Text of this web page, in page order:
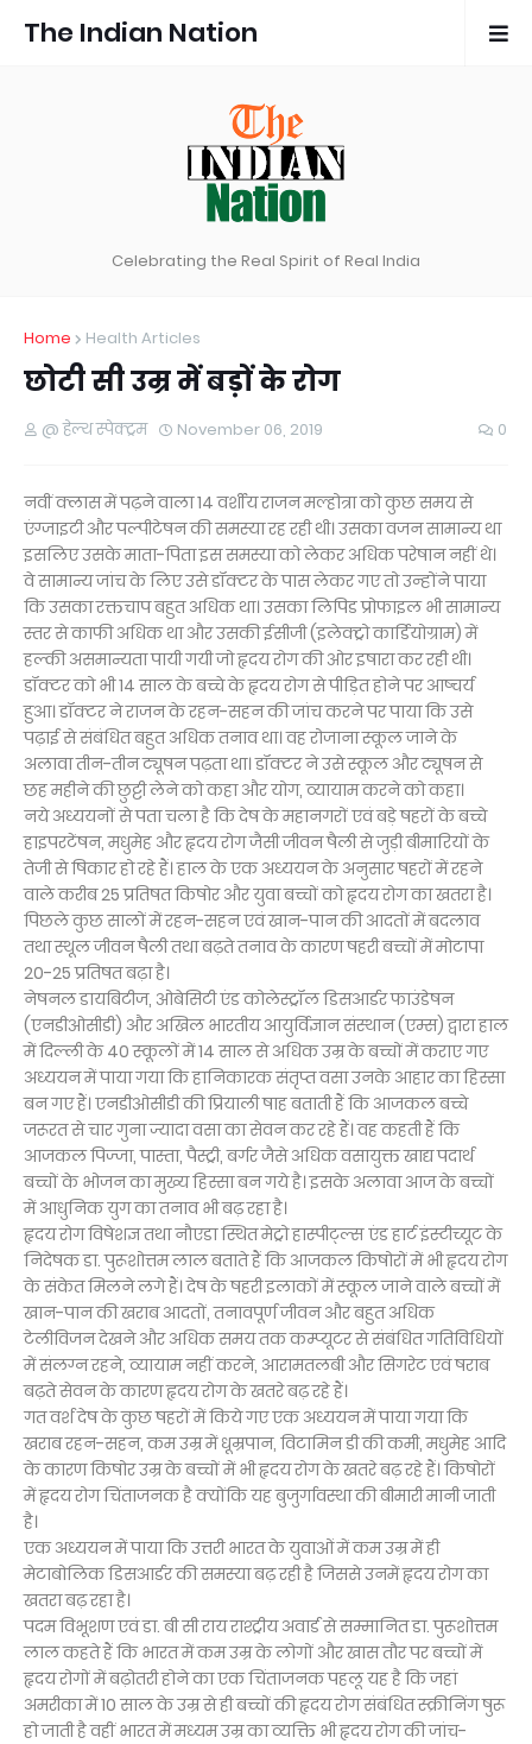
The Indian Nation
Celebrating the Real Spirit of Real India
Home Health Articles
छोटी सी उम्र में बड़ों के रोग
@ हेल्थ स्पेक्ट्रम November 06, 2019 0
नवीं क्लास में पढ़ने वाला 14 वर्शीय राजन मल्होत्रा को कुछ समय से
एंग्जाइटी और पल्पीटेषन की समस्या रह रही थी। उसका वजन सामान्य था
इसलिए उसके माता-पिता इस समस्या को लेकर अधिक परेषान नहीं थे।
वे सामान्य जांच के लिए उसे डॉक्टर के पास लेकर गए तो उन्होंने पाया
कि उसका रक्तचाप बहुत अधिक था। उसका लिपिड प्रोफाइल भी सामान्य
स्तर से काफी अधिक था और उसकी ईसीजी (इलेक्ट्रो कार्डियोग्राम) में
हल्की असमान्यता पायी गयी जो हृदय रोग की ओर इषारा कर रही थी।
डॉक्टर को भी 14 साल के बच्चे के हृदय रोग से पीड़ित होने पर आष्चर्य
हुआ। डॉक्टर ने राजन के रहन-सहन की जांच करने पर पाया कि उसे
पढ़ाई से संबंधित बहुत अधिक तनाव था। वह रोजाना स्कूल जाने के
अलावा तीन-तीन ट्यूषन पढ़ता था। डॉक्टर ने उसे स्कूल और ट्यूषन से
छह महीने की छुट्टी लेने को कहा और योग, व्यायाम करने को कहा।
नये अध्ययनों से पता चला है कि देष के महानगरों एवं बड़े षहरों के बच्चे
हाइपरटेंषन, मधुमेह और हृदय रोग जैसी जीवन षैली से जुड़ी बीमारियों के
तेजी से षिकार हो रहे हैं। हाल के एक अध्ययन के अनुसार षहरों में रहने
वाले करीब 25 प्रतिषत किषोर और युवा बच्चों को हृदय रोग का खतरा है।
पिछले कुछ सालों में रहन-सहन एवं खान-पान की आदतों में बदलाव
तथा स्थूल जीवन षैली तथा बढ़ते तनाव के कारण षहरी बच्चों में मोटापा
20-25 प्रतिषत बढ़ा है।
नेषनल डायबिटीज, ओबेसिटी एंड कोलेस्ट्रॉल डिसआर्डर फाउंडेषन
(एनडीओसीडी) और अखिल भारतीय आयुर्विज्ञान संस्थान (एम्स) द्वारा हाल
में दिल्ली के 40 स्कूलों में 14 साल से अधिक उम्र के बच्चों में कराए गए
अध्ययन में पाया गया कि हानिकारक संतृप्त वसा उनके आहार का हिस्सा
बन गए हैं। एनडीओसीडी की प्रियाली षाह बताती हैं कि आजकल बच्चे
जरूरत से चार गुना ज्यादा वसा का सेवन कर रहे हैं। वह कहती हैं कि
आजकल पिज्जा, पास्ता, पैस्ट्री, बर्गर जैसे अधिक वसायुक्त खाद्य पदार्थ
बच्चों के भोजन का मुख्य हिस्सा बन गये है। इसके अलावा आज के बच्चों
में आधुनिक युग का तनाव भी बढ़ रहा है।
हृदय रोग विषेशज्ञ तथा नौएडा स्थित मेट्रो हास्पीट्ल्स एंड हार्ट इंस्टीच्यूट के
निदेषक डा. पुरूशोत्तम लाल बताते हैं कि आजकल किषोरों में भी हृदय रोग
के संकेत मिलने लगे हैं। देष के षहरी इलाकों में स्कूल जाने वाले बच्चों में
खान-पान की खराब आदतों, तनावपूर्ण जीवन और बहुत अधिक
टेलीविजन देखने और अधिक समय तक कम्प्यूटर से संबंधित गतिविधियों
में संलग्न रहने, व्यायाम नहीं करने, आरामतलबी और सिगरेट एवं षराब
बढ़ते सेवन के कारण हृदय रोग के खतरे बढ़ रहे हैं।
गत वर्श देष के कुछ षहरों में किये गए एक अध्ययन में पाया गया कि
खराब रहन-सहन, कम उम्र में धूम्रपान, विटामिन डी की कमी, मधुमेह आदि
के कारण किषोर उम्र के बच्चों में भी हृदय रोग के खतरे बढ़ रहे हैं। किषोरों
में हृदय रोग चिंताजनक है क्योंकि यह बुजुर्गावस्था की बीमारी मानी जाती
है।
एक अध्ययन में पाया कि उत्तरी भारत के युवाओं में कम उम्र में ही
मेटाबोलिक डिसआर्डर की समस्या बढ़ रही है जिससे उनमें हृदय रोग का
खतरा बढ़ रहा है।
पदम विभूशण एवं डा. बी सी राय राश्ट्रीय अवार्ड से सम्मानित डा. पुरूशोत्तम
लाल कहते हैं कि भारत में कम उम्र के लोगों और खास तौर पर बच्चों में
हृदय रोगों में बढ़ोतरी होने का एक चिंताजनक पहलू यह है कि जहां
अमरीका में 10 साल के उम्र से ही बच्चों की हृदय रोग संबंधित स्क्रीनिंग षुरू
हो जाती है वहीं भारत में मध्यम उम्र का व्यक्ति भी हृदय रोग की जांच-